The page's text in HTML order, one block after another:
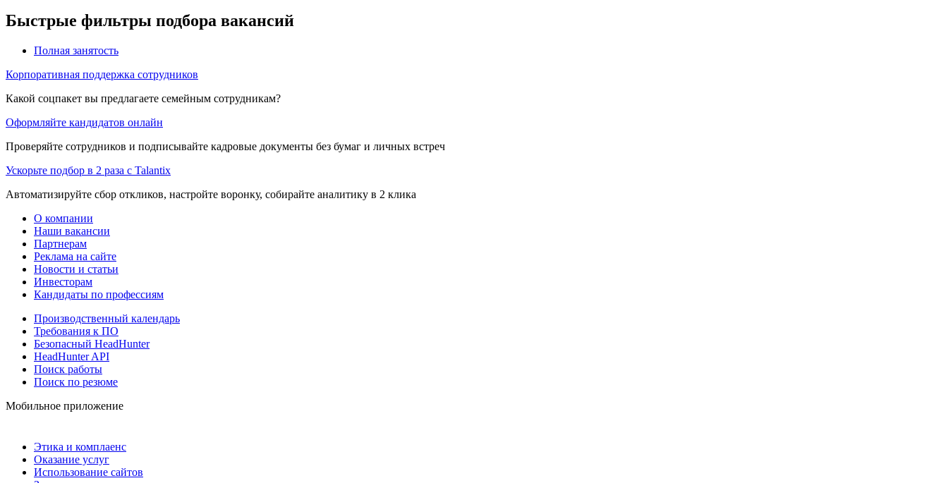
Быстрые фильтры подбора вакансий
Полная занятость
Корпоративная поддержка сотрудников
Какой соцпакет вы предлагаете семейным сотрудникам?
Оформляйте кандидатов онлайн
Проверяйте сотрудников и подписывайте кадровые документы без бумаг и личных встреч
Ускорьте подбор в 2 раза с Talantix
Автоматизируйте сбор откликов, настройте воронку, собирайте аналитику в 2 клика
О компании
Наши вакансии
Партнерам
Реклама на сайте
Новости и статьи
Инвесторам
Кандидаты по профессиям
Производственный календарь
Требования к ПО
Безопасный HeadHunter
HeadHunter API
Поиск работы
Поиск по резюме
Мобильное приложение
Этика и комплаенс
Оказание услуг
Использование сайтов